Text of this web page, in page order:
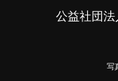
公益社団
写